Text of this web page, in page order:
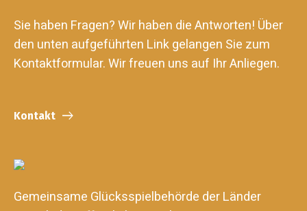
Sie haben Fragen? Wir haben die Antworten! Über
den unten aufgeführten Link gelangen Sie zum
Kontaktformular. Wir freuen uns auf Ihr Anliegen.
Kontakt
Gemeinsame Glücksspielbehörde der Länder